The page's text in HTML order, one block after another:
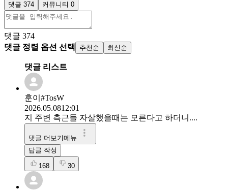
댓글 374 커뮤니티 0
댓글 374
댓글 정렬 옵션 선택
추천순 최신순
댓글 리스트
훈이#TosW
2026.05.0812:01
지 주변 측근들 자살했을때는 모른다고 하더니....
댓글 더보기메뉴
답글 작성
168 30